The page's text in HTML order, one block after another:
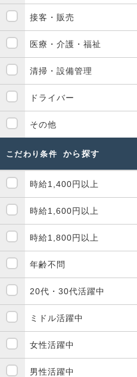
接客・販売
医療・介護・福祉
清掃・設備管理
ドライバー
その他
こだわり条件 から探す
時給1,400円以上
時給1,600円以上
時給1,800円以上
年齢不問
20代・30代活躍中
ミドル活躍中
女性活躍中
男性活躍中